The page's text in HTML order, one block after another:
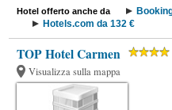
Hotel offerto anche da
Hotels.com da 132 €
TOP Hotel Carmen
Visualizza sulla mappa